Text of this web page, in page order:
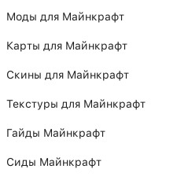
Моды для Майнкрафт
Карты для Майнкрафт
Скины для Майнкрафт
Текстуры для Майнкрафт
Гайды Майнкрафт
Сиды Майнкрафт